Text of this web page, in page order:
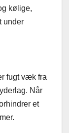
kølige,
under
fugt væk fra
Når
et